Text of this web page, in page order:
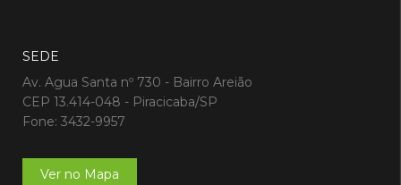
SEDE
Av. Agua Santa nº 730 - Bairro Areião
CEP 13.414-048 - Piracicaba/SP
Fone: 3432-9957
Ver no Mapa